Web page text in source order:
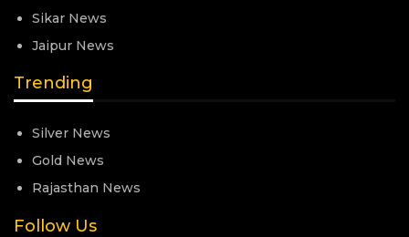
Sikar News
Jaipur News
Trending
Silver News
Gold News
Rajasthan News
Follow Us